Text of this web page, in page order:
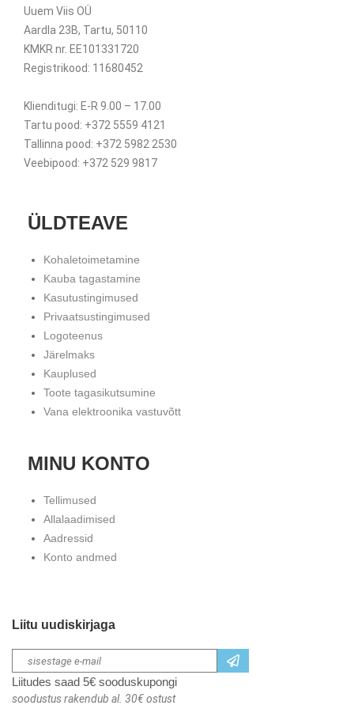
Uuem Viis OÜ
Aardla 23B, Tartu, 50110
KMKR nr. EE101331720
Registrikood: 11680452
Klienditugi: E-R 9.00 – 17.00
Tartu pood: +372 5559 4121
Tallinna pood: +372 5982 2530
Veebipood: +372 529 9817
ÜLDTEAVE
Kohaletoimetamine
Kauba tagastamine
Kasutustingimused
Privaatsustingimused
Logoteenus
Järelmaks
Kauplused
Toote tagasikutsumine
Vana elektroonika vastuvõtt
MINU KONTO
Tellimused
Allalaadimised
Aadressid
Konto andmed
Liitu uudiskirjaga
Liitudes saad 5€ sooduskupongi
soodustus rakendub al. 30€ ostust